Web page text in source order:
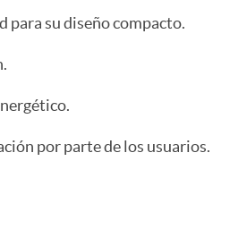
para su diseño compacto.
por parte de los usuarios.